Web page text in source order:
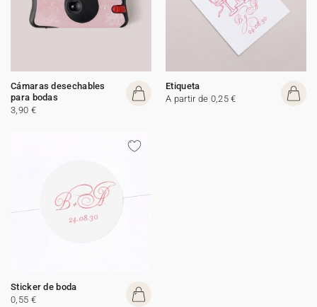
Cámaras desechables
para bodas
3,90 €
Etiqueta
A partir de 0,25 €
Sticker de boda
0,55 €